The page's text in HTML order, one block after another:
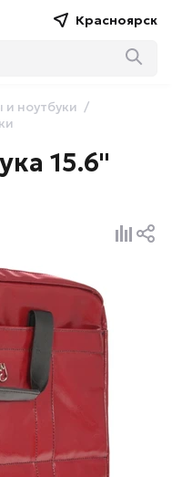
Красноярск
ноутбуки
15.6"